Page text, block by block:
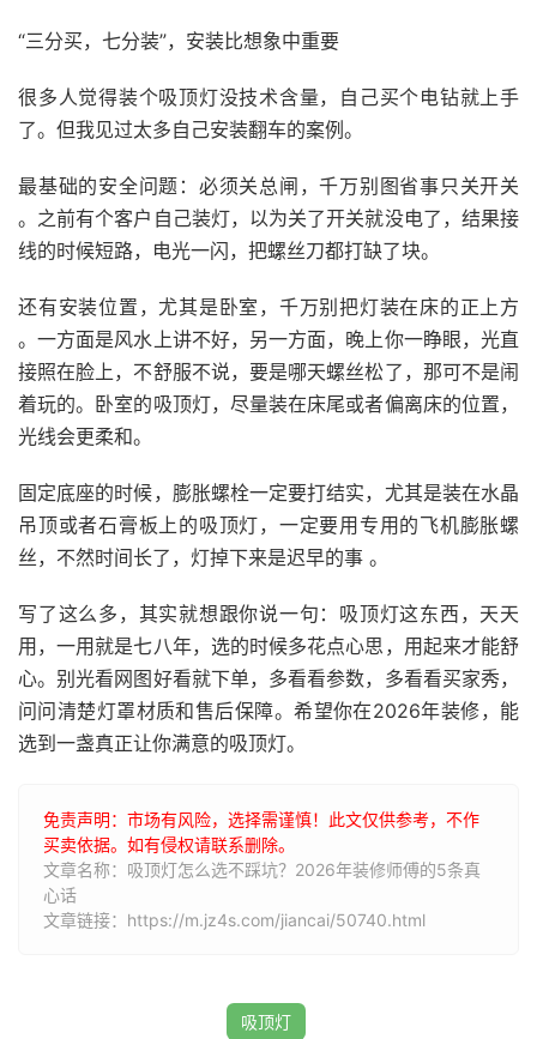
“三分买，七分装”，安装比想象中重要
很多人觉得装个吸顶灯没技术含量，自己买个电钻就上手
了。但我见过太多自己安装翻车的案例。
最基础的安全问题：必须关总闸，千万别图省事只关开关
。之前有个客户自己装灯，以为关了开关就没电了，结果接
线的时候短路，电光一闪，把螺丝刀都打缺了块。
还有安装位置，尤其是卧室，千万别把灯装在床的正上方
。一方面是风水上讲不好，另一方面，晚上你一睁眼，光直
接照在脸上，不舒服不说，要是哪天螺丝松了，那可不是闹
着玩的。卧室的吸顶灯，尽量装在床尾或者偏离床的位置，
光线会更柔和。
固定底座的时候，膨胀螺栓一定要打结实，尤其是装在水晶
吊顶或者石膏板上的吸顶灯，一定要用专用的飞机膨胀螺
丝，不然时间长了，灯掉下来是迟早的事 。
写了这么多，其实就想跟你说一句：吸顶灯这东西，天天
用，一用就是七八年，选的时候多花点心思，用起来才能舒
心。别光看网图好看就下单，多看看参数，多看看买家秀，
问问清楚灯罩材质和售后保障。希望你在2026年装修，能
选到一盏真正让你满意的吸顶灯。
免责声明：市场有风险，选择需谨慎！此文仅供参考，不作
买卖依据。如有侵权请联系删除。
文章名称：吸顶灯怎么选不踩坑？2026年装修师傅的5条真
心话
文章链接：https://m.jz4s.com/jiancai/50740.html
吸顶灯